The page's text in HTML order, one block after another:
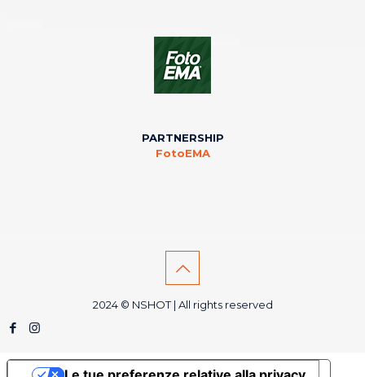
PARTNERSHIP
FotoEMA
2024 © NSHOT | All rights reserved